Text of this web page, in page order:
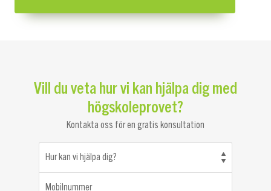
Vill du veta hur vi kan hjälpa dig med
högskoleprovet?
Kontakta oss för en gratis konsultation
Hur kan vi hjälpa dig?
Mobilnummer